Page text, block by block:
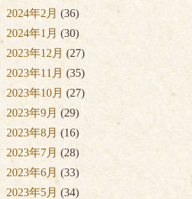
2024年2月 (36)
2024年1月 (30)
2023年12月 (27)
2023年11月 (35)
2023年10月 (27)
2023年9月 (29)
2023年8月 (16)
2023年7月 (28)
2023年6月 (33)
2023年5月 (34)